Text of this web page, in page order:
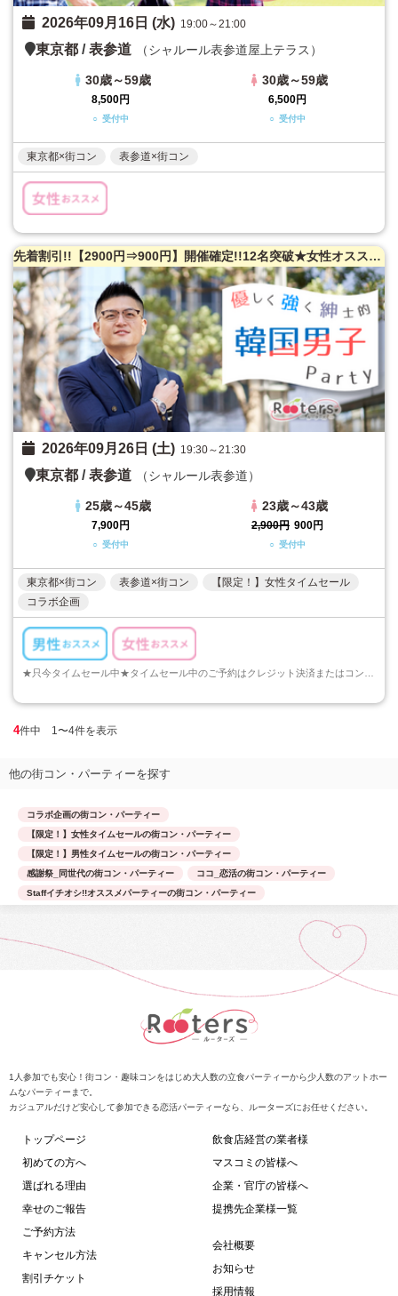
2026年09月16日 (水) 19:00～21:00
東京都 /表参道 （シャルール表参道屋上テラス）
30歳～59歳
8,500円
○ 受付中
30歳～59歳
6,500円
○ 受付中
東京都×街コン 表参道×街コン
先着割引!!【2900円⇒900円】開催確定!!12名突破★女性オススメ♪【韓国男性×韓国人男性と出会いたい日本人女性】☆日韓交流☆超特出逢いの極みSP
2026年09月26日 (土) 19:30～21:30
東京都 /表参道 （シャルール表参道）
25歳～45歳
7,900円
○ 受付中
23歳～43歳
2,900円 900円
○ 受付中
東京都×街コン 表参道×街コン
【限定！】女性タイムセール
コラボ企画
4件中 1〜4件を表示
他の街コン・パーティーを探す
コラボ企画の街コン・パーティー
【限定！】女性タイムセールの街コン・パーティー
【限定！】男性タイムセールの街コン・パーティー
感謝祭_同世代の街コン・パーティー
ココ_恋活の街コン・パーティー
Staffイチオシ!!オススメパーティーの街コン・パーティー
1人参加でも安心！街コン・趣味コンをはじめ大人数の立食パーティーから少人数のアットホー
ムなパーティーまで。
カジュアルだけど安心して参加できる恋活パーティーなら、ルーターズにお任せください。
トップページ
初めての方へ
選ばれる理由
幸せのご報告
ご予約方法
キャンセル方法
割引チケット
飲食店経営の業者様
マスコミの皆様へ
企業・官庁の皆様へ
提携先企業様一覧
会社概要
お知らせ
採用情報